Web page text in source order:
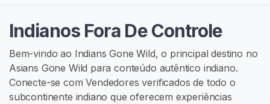
Indianos Fora De Controle
Bem-vindo ao Indians Gone Wild, o principal destino no
Asians Gone Wild para conteúdo autêntico indiano.
Conecte-se com Vendedores verificados de todo o
subcontinente indiano que oferecem experiências
r
a
r
I
N
S
C